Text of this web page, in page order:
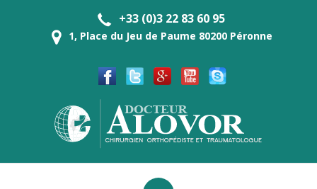
+33 (0)3 22 83 60 95
1, Place du Jeu de Paume 80200 Péronne